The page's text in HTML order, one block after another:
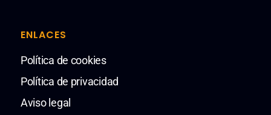
ENLACES
Política de cookies
Política de privacidad
Aviso legal